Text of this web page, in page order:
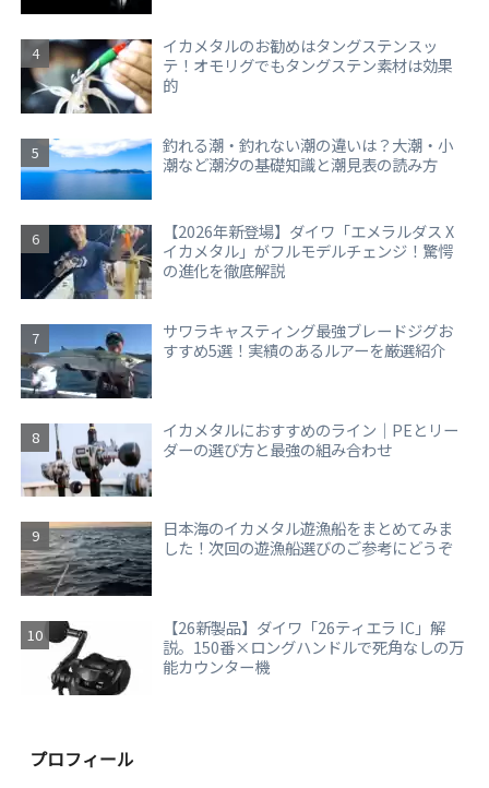
イカメタルのお勧めはタングステンスッ
テ！オモリグでもタングステン素材は効果
的
釣れる潮・釣れない潮の違いは？大潮・小
潮など潮汐の基礎知識と潮見表の読み方
【2026年新登場】ダイワ「エメラルダス X
イカメタル」がフルモデルチェンジ！驚愕
の進化を徹底解説
サワラキャスティング最強ブレードジグお
すすめ5選！実績のあるルアーを厳選紹介
イカメタルにおすすめのライン｜PEとリー
ダーの選び方と最強の組み合わせ
日本海のイカメタル遊漁船をまとめてみま
した！次回の遊漁船選びのご参考にどうぞ
【26新製品】ダイワ「26ティエラ IC」解
説。150番×ロングハンドルで死角なしの万
能カウンター機
プロフィール